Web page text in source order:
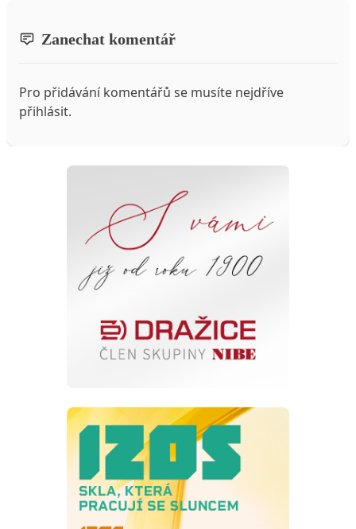
Zanechat komentář
Pro přidávání komentářů se musíte nejdříve
přihlásit.